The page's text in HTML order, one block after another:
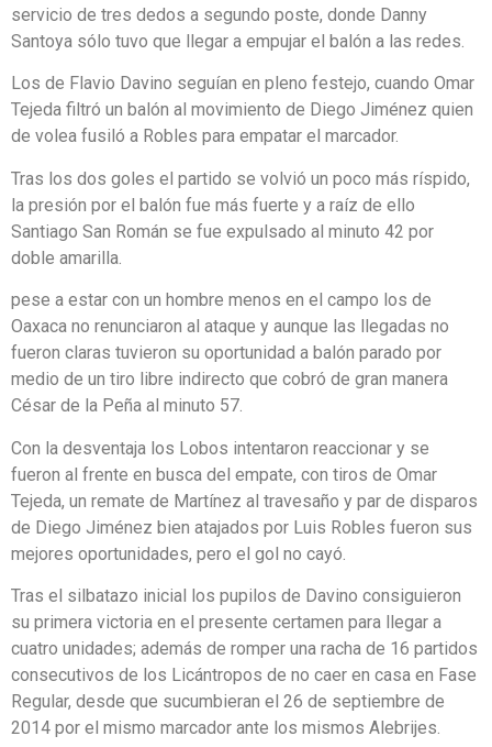
servicio de tres dedos a segundo poste, donde Danny
Santoya sólo tuvo que llegar a empujar el balón a las redes.
Los de Flavio Davino seguían en pleno festejo, cuando Omar
Tejeda filtró un balón al movimiento de Diego Jiménez quien
de volea fusiló a Robles para empatar el marcador.
Tras los dos goles el partido se volvió un poco más ríspido,
la presión por el balón fue más fuerte y a raíz de ello
Santiago San Román se fue expulsado al minuto 42 por
doble amarilla.
pese a estar con un hombre menos en el campo los de
Oaxaca no renunciaron al ataque y aunque las llegadas no
fueron claras tuvieron su oportunidad a balón parado por
medio de un tiro libre indirecto que cobró de gran manera
César de la Peña al minuto 57.
Con la desventaja los Lobos intentaron reaccionar y se
fueron al frente en busca del empate, con tiros de Omar
Tejeda, un remate de Martínez al travesaño y par de disparos
de Diego Jiménez bien atajados por Luis Robles fueron sus
mejores oportunidades, pero el gol no cayó.
Tras el silbatazo inicial los pupilos de Davino consiguieron
su primera victoria en el presente certamen para llegar a
cuatro unidades; además de romper una racha de 16 partidos
consecutivos de los Licántropos de no caer en casa en Fase
Regular, desde que sucumbieran el 26 de septiembre de
2014 por el mismo marcador ante los mismos Alebrijes.